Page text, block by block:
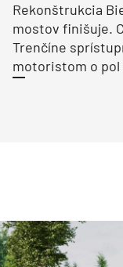
Rekonštrukcia
mostov finišuje.
Trenčíne
motoristom o pol